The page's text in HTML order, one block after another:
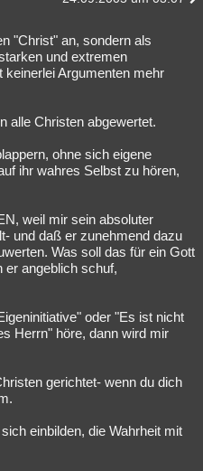
"Christ" an, sondern als
und extremen
keinerlei Argumenten mehr
alle Christen abgewertet.
ohne sich eigene
ihr wahres Selbst zu hören,
weil mir sein absoluter
und daß er zunehmend dazu
Was soll das für ein Gott
er angeblich schuf,
oder "Es ist nicht
Herrn" höre, dann wird mir
gerichtet- wenn du dich
einbilden, die Wahrheit mit